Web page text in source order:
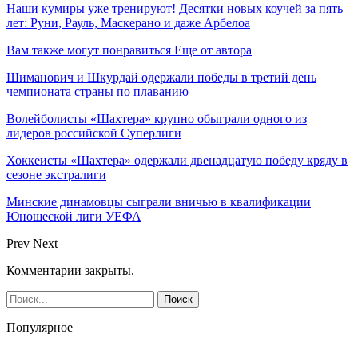
Наши кумиры уже тренируют! Десятки новых коучей за пять
лет: Руни, Рауль, Маскерано и даже Арбелоа
Вам также могут понравиться Еще от автора
Шиманович и Шкурдай одержали победы в третий день
чемпионата страны по плаванию
Волейболисты «Шахтера» крупно обыграли одного из
лидеров российской Суперлиги
Хоккеисты «Шахтера» одержали двенадцатую победу кряду в
сезоне экстралиги
Минские динамовцы сыграли вничью в квалификации
Юношеской лиги УЕФА
Prev Next
Комментарии закрыты.
Популярное